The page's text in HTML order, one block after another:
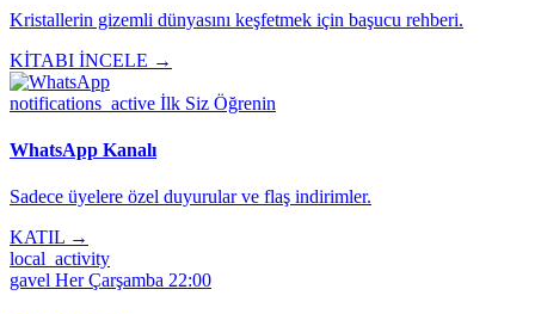
Kristallerin gizemli dünyasını keşfetmek için başucu rehberi.
KİTABI İNCELE →
notifications_active İlk Siz Öğrenin
WhatsApp Kanalı
Sadece üyelere özel duyurular ve flaş indirimler.
KATIL →
local_activity
gavel Her Çarşamba 22:00